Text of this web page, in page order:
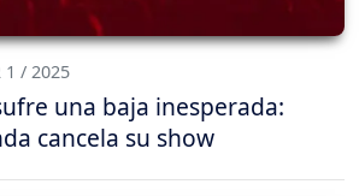
1 / 2025
una baja inesperada:
cancela su show